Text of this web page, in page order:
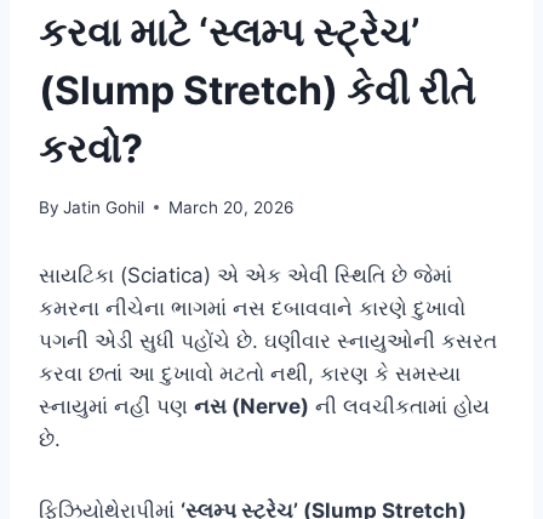
કરવા માટે ‘સ્લમ્પ સ્ટ્રેચ’
(Slump Stretch) કેવી રીતે
કરવો?
By Jatin Gohil March 20, 2026
સાયટિકા (Sciatica) એ એક એવી સ્થિતિ છે જેમાં
કમરના નીચેના ભાગમાં નસ દબાવવાને કારણે દુખાવો
પગની એડી સુધી પહોંચે છે. ઘણીવાર સ્નાયુઓની કસરત
કરવા છતાં આ દુખાવો મટતો નથી, કારણ કે સમસ્યા
સ્નાયુમાં નહીં પણ નસ (Nerve) ની લવચીકતામાં હોય
છે.
ફિઝિયોથેરાપીમાં ‘સ્લમ્પ સ્ટ્રેચ’ (Slump Stretch)